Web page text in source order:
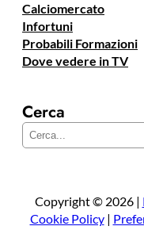
Calciomercato
Infortuni
Probabili Formazioni
Dove vedere in TV
Cerca
Copyright © 2026 |
Cookie Policy|